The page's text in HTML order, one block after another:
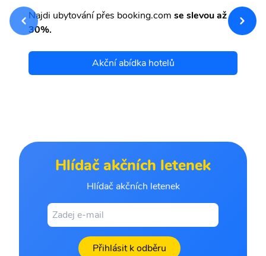
Najdi ubytování přes booking.com se slevou až
30%.
Akční abídka hotelů
Hlídač akčních letenek
Hlídač akčních letenek
Přihlásit k odběru